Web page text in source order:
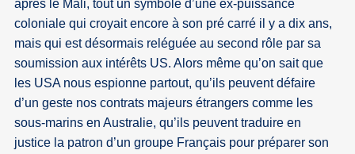
après le Mali, tout un symbole d’une ex-puissance
coloniale qui croyait encore à son pré carré il y a dix ans,
mais qui est désormais reléguée au second rôle par sa
soumission aux intérêts US. Alors même qu’on sait que
les USA nous espionne partout, qu’ils peuvent défaire
d’un geste nos contrats majeurs étrangers comme les
sous-marins en Australie, qu’ils peuvent traduire en
justice la patron d’un groupe Français pour préparer son